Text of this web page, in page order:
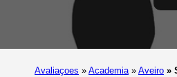
Avaliaçoes » Academia » Aveiro »